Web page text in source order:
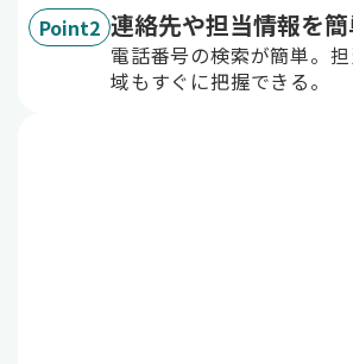
Point2 連絡先や担当情報を
電話番号の検索が簡単。
域もすぐに把握できる。